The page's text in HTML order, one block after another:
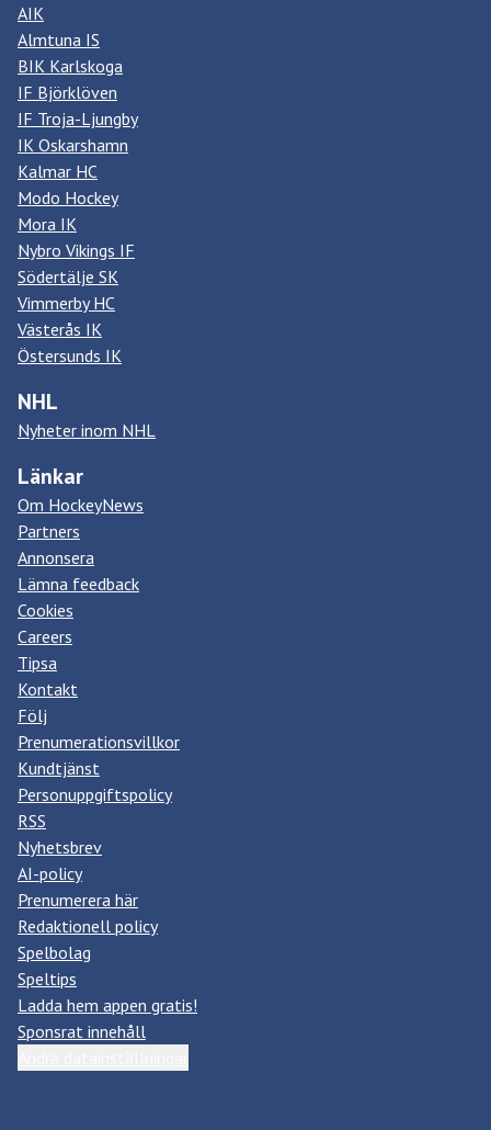
AIK
Almtuna IS
BIK Karlskoga
IF Björklöven
IF Troja-Ljungby
IK Oskarshamn
Kalmar HC
Modo Hockey
Mora IK
Nybro Vikings IF
Södertälje SK
Vimmerby HC
Västerås IK
Östersunds IK
NHL
Nyheter inom NHL
Länkar
Om HockeyNews
Partners
Annonsera
Lämna feedback
Cookies
Careers
Tipsa
Kontakt
Följ
Prenumerationsvillkor
Kundtjänst
Personuppgiftspolicy
RSS
Nyhetsbrev
AI-policy
Prenumerera här
Redaktionell policy
Spelbolag
Speltips
Ladda hem appen gratis!
Sponsrat innehåll